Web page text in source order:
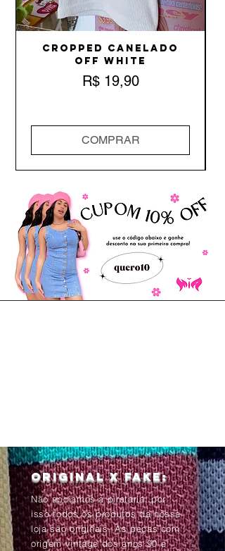
Cropped Canelado
Off White
Preço
R$ 19,90
COMPRAR
Original x Fake:
Não apoiamos a pirataria, por
isso todos os produtos da nossa
loja são originais. As peças com
origem vintage dos anos 90 e